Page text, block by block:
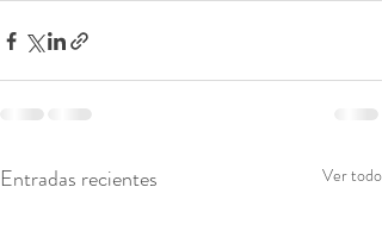
Entradas recientes Ver todo